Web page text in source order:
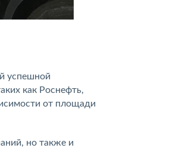
успешной
как Роснефть,
от площади
но также и